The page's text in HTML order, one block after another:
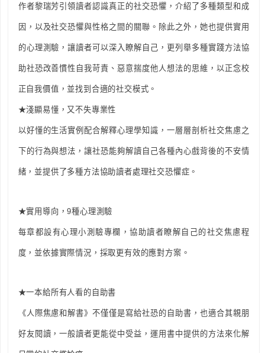
作者黎瑞芳引領讀者認識真正的社交恐懼，介紹了多種類型和成
因，以及社交恐懼與性格之間的關聯。除此之外，她也提供實用
的心理測驗，讓讀者可以深入瞭解自己，更列舉多種實踐方法協
助社恐改善慣性自我苛責、惡意揣度他人想法的思維，以正念校
正自我價值，並找到合適的社交模式。
★淺顯易懂，又不失專業性
以好懂的生活實例配合解釋心理學知識，一層層剖析社交焦慮之
下的行為與想法，讓社恐能夠解讀自己各種內心戲背後的不安情
緒，並提供了多種方法協助讀者處理社交恐懼症。
★實用導向，9種心理測驗
每章都設有心理小測驗專欄，協助讀者瞭解自己的社交焦慮程
度，並依據實際情況，採取更有效的應對方案。
★一本給所有人看的自助書
《人際焦慮和解書》不僅僅是寫給社恐的自助書，也適合其親朋
好友閱讀，一般讀者更能從中受益，運用書中提供的方法來化解